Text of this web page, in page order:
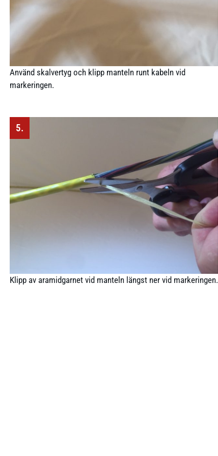
Använd skalvertyg och klipp manteln runt kabeln vid
markeringen.
5.
Klipp av aramidgarnet vid manteln längst ner vid markeringen.